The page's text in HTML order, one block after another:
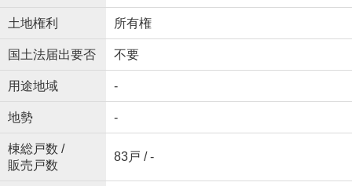
土地権利 所有権
国土法届出要否 不要
用途地域 -
地勢 -
棟総戸数 /
販売戸数
83戸 / -